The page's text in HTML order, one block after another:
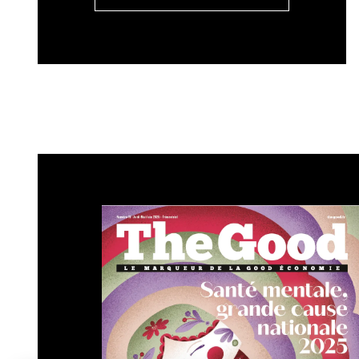
qui sert le réseau urbain mais, dans le
l’expérimentation de logistique
déployé sur tout Paris ?
Florentin Letissier : Cette
quartier des Deux Rives, du 10 au 21
particuliers menés en termes d’éco-
Rosa Parks et le quartier des Deux Rives.
C’est sur ce quartier des Deux Rives (XII et